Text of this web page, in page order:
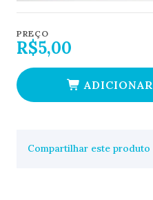
PREÇO
R$5,00
Compartilhar este produto